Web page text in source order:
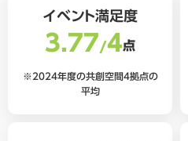
イベント満足度
3.77/4点
※2024年度の共創空間4拠点の
平均